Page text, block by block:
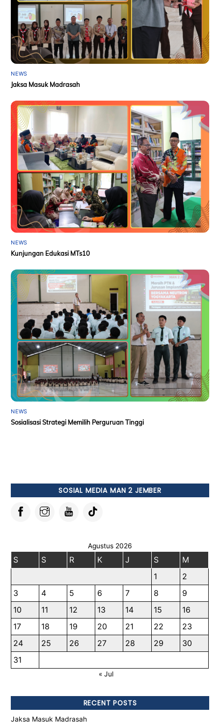
NEWS
Jaksa Masuk Madrasah
NEWS
Kunjungan Edukasi MTs10
NEWS
Sosialisasi Strategi Memilih Perguruan Tinggi
SOSIAL MEDIA MAN 2 JEMBER
Agustus 2026
S S R K J S
M
1
2
3
4 5 6 7 8
9
10
11 12 13 14 15
16
17
18 19 20 21 22
23
24
25 26 27 28 29
30
31
« Jul
RECENT POSTS
Jaksa Masuk Madrasah